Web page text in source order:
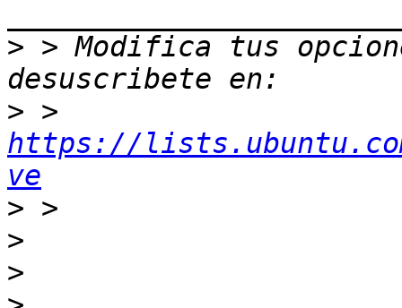
> > Modifica tus
>
https://
ve
>
>
>